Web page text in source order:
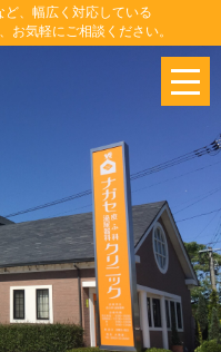
、幅広く対応している
お気軽にご相談ください。